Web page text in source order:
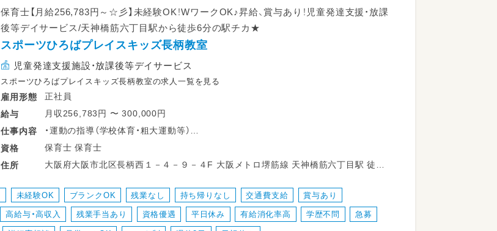
保育士【月給256,783円～☆彡】未経験OK！WワークOK♪昇給、賞与あり！児童発達支援・放課
後等デイサービス/天神橋筋六丁目駅から徒歩6分の駅チカ★
スポーツひろばプレイスキッズ長柄教室
児童発達支援施設・放課後等デイサービス
スポーツひろばプレイスキッズ長柄教室の求人一覧を見る
雇用形態
正社員
給与
月収256,783円 〜 300,000円
仕事内容
・運動の指導（学校体育・粗大運動等）
・視覚認知トレーニングの指導
・脳機能向上トレーニングの指導
・運営事務（予約管理・請求業務等）
・保護者対応
・送迎 など
資格
保育士 保育士
住所
大阪府大阪市北区長柄西１－４－９－４F 大阪メトロ堺筋線 天神橋筋六丁目駅 徒歩
未経験OK ブランクOK 残業なし 持ち帰りなし 交通費支給 賞与あり
高給与・高収入 残業手当あり 資格優遇 平日休み 有給消化率高 学歴不問 急募